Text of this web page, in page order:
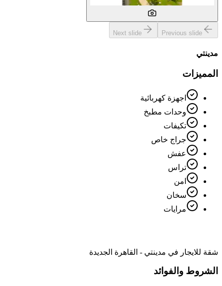
Previous slide
Next slide
مدينتي
المميزات
اجهزة كهربائية
وحدات مطبخ
تكيفات
جراج خاص
عفش
تراس
امن
سخان
مرايات
شقة للايجار في مدينتي - القاهرة الجديدة
الشروط والفوائد